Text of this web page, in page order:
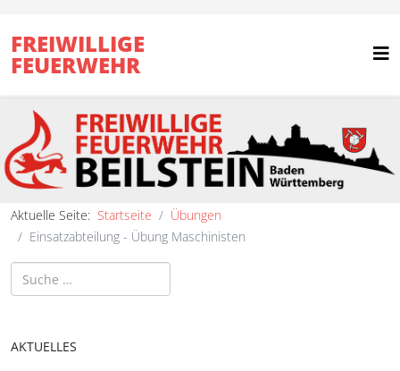
FREIWILLIGE
FEUERWEHR
Aktuelle Seite: Startseite
Übungen
Einsatzabteilung - Übung Maschinisten
Suchen
AKTUELLES